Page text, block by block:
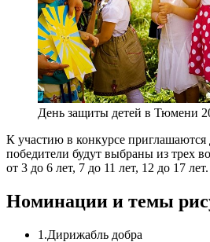
День защиты детей в Тюмени
К участию в конкурсе приглашаются
победители будут выбраны из трех
от 3 до 6 лет, 7 до 11 лет, 12 до 17 лет.
Номинации и темы
1.Дирижабль добра